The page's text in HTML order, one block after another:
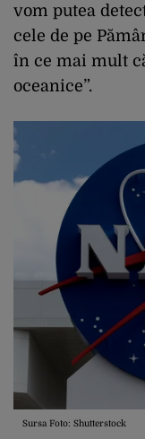
vom putea
cele de pe
în ce mai mult
oceanice”.
Sursa Foto: Shutterstock